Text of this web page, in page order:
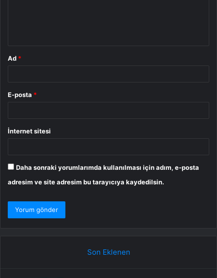
Ad *
E-posta *
İnternet sitesi
Daha sonraki yorumlarımda kullanılması için adım, e-posta
adresim ve site adresim bu tarayıcıya kaydedilsin.
Son Eklenen